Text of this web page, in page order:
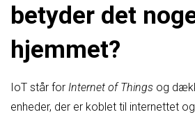
betyder det
hjemmet?
IoT står for Internet of Things og
enheder, der er koblet til internettet